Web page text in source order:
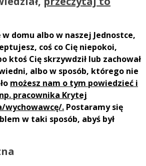
w domu albo w naszej Jednostce,
coś co Cię niepokoi,
ktoś Cię skrzywdził lub zachował
albo w sposób, którego nie
możesz nam o tym powiedzieć i
pracownika Krytej
wychowawcę/. Postaramy się
w taki sposób, abyś był